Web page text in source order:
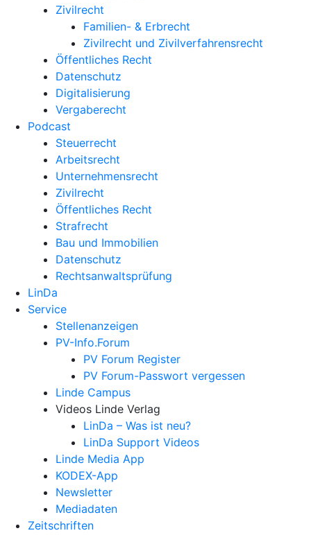
Zivilrecht
Familien- & Erbrecht
Zivilrecht und Zivilverfahrensrecht
Öffentliches Recht
Datenschutz
Digitalisierung
Vergaberecht
Podcast
Steuerrecht
Arbeitsrecht
Unternehmens­recht
Zivilrecht
Öffentliches Recht
Strafrecht
Bau und Immobilien
Datenschutz
Rechtsanwalts­prüfung
LinDa
Service
Stellenanzeigen
PV-Info.Forum
PV Forum Register
PV Forum-Passwort vergessen
Linde Campus
Videos Linde Verlag
LinDa – Was ist neu?
LinDa Support Videos
Linde Media App
KODEX-App
Newsletter
Mediadaten
Zeitschriften